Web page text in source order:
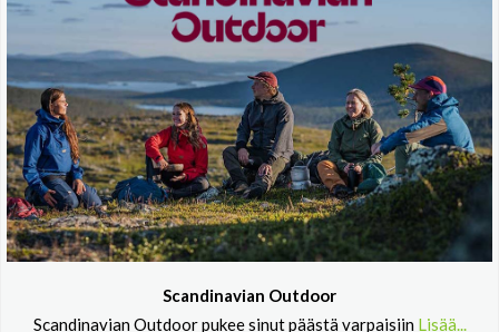
Scandinavian Outdoor
Scandinavian Outdoor pukee sinut päästä varpaisiin Lisää...